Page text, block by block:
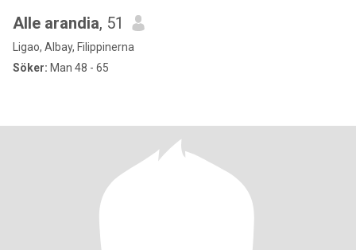
Alle arandia, 51
Ligao, Albay, Filippinerna
Söker: Man 48 - 65